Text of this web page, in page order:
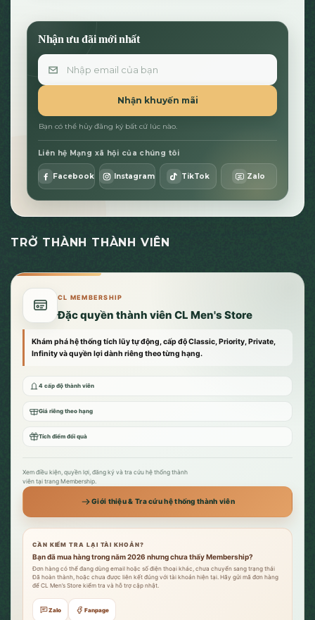
Nhận ưu đãi mới nhất
Email
Nhận khuyến mãi
Bạn có thể hủy đăng ký bất cứ lúc nào.
Liên hệ Mạng xã hội của chúng tôi
Facebook Instagram TikTok Zalo
TRỞ THÀNH THÀNH VIÊN
CL MEMBERSHIP
Đặc quyền thành viên CL Men's Store
Khám phá hệ thống tích lũy tự động, cấp độ Classic, Priority, Private,
Infinity và quyền lợi dành riêng theo từng hạng.
4 cấp độ thành viên
Giá riêng theo hạng
Tích điểm đổi quà
Xem điều kiện, quyền lợi, đăng ký và tra cứu hệ thống thành
viên tại trang Membership.
Giới thiệu & Tra cứu hệ thống thành viên
CẦN KIỂM TRA LẠI TÀI KHOẢN?
Bạn đã mua hàng trong năm 2026 nhưng chưa thấy Membership?
Đơn hàng có thể đang dùng email hoặc số điện thoại khác, chưa chuyển sang trạng thái
Đã hoàn thành, hoặc chưa được liên kết đúng với tài khoản hiện tại. Hãy gửi mã đơn hàng
để CL Men’s Store kiểm tra và hỗ trợ cập nhật.
Zalo Fanpage